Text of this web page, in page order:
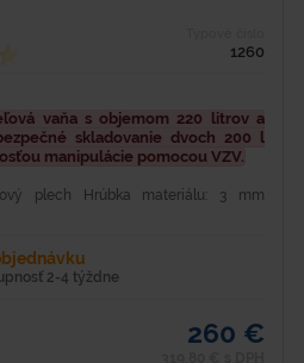
1260
vaňa s objemom 220 litrov a
skladovanie dvoch 200 l
manipulácie pomocou VZV.
plech Hrúbka materiálu: 3 mm
2-4 týždne
260 €